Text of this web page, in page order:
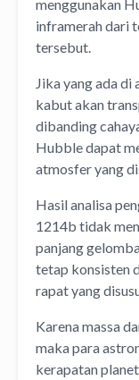
menggunakan
inframerah dari
tersebut.
Jika yang ada
kabut akan
dibanding
Hubble dapat
atmosfer yang
Hasil analisa
1214b tidak
panjang
tetap konsisten
rapat yang
Karena massa
maka para
kerapatan